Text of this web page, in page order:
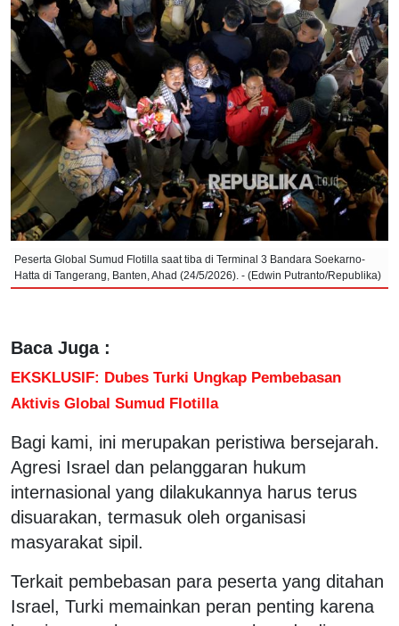
Peserta Global Sumud Flotilla saat tiba di Terminal 3 Bandara Soekarno-
Hatta di Tangerang, Banten, Ahad (24/5/2026). - (Edwin Putranto/Republika)
Baca Juga :
EKSKLUSIF: Dubes Turki Ungkap Pembebasan
Aktivis Global Sumud Flotilla
Bagi kami, ini merupakan peristiwa bersejarah.
Agresi Israel dan pelanggaran hukum
internasional yang dilakukannya harus terus
disuarakan, termasuk oleh organisasi
masyarakat sipil.
Terkait pembebasan para peserta yang ditahan
Israel, Turki memainkan peran penting karena